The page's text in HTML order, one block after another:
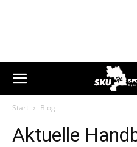
Start Blog
Aktuelle